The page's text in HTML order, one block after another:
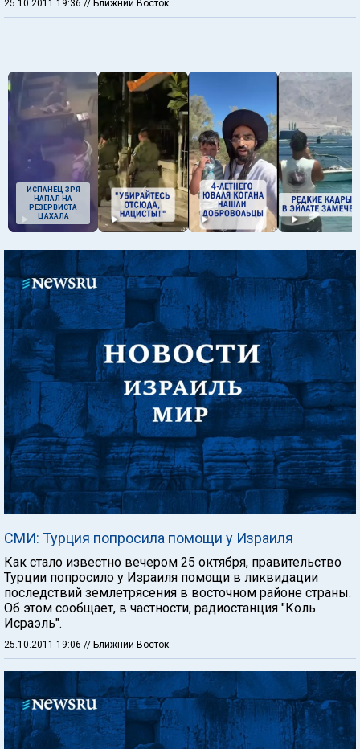
25.10.2011 19:36 // Ближний Восток
ИСПАНЕЦ ЗРЯ
НАПАЛ НА
РЕЗЕРВИСТА
ЦАХАЛА
СМИ: Турция попросила помощи у Израиля
Как стало известно вечером 25 октября, правительство
Турции попросило у Израиля помощи в ликвидации
последствий землетрясения в восточном районе страны.
Об этом сообщает, в частности, радиостанция "Коль
Исраэль".
25.10.2011 19:06 // Ближний Восток